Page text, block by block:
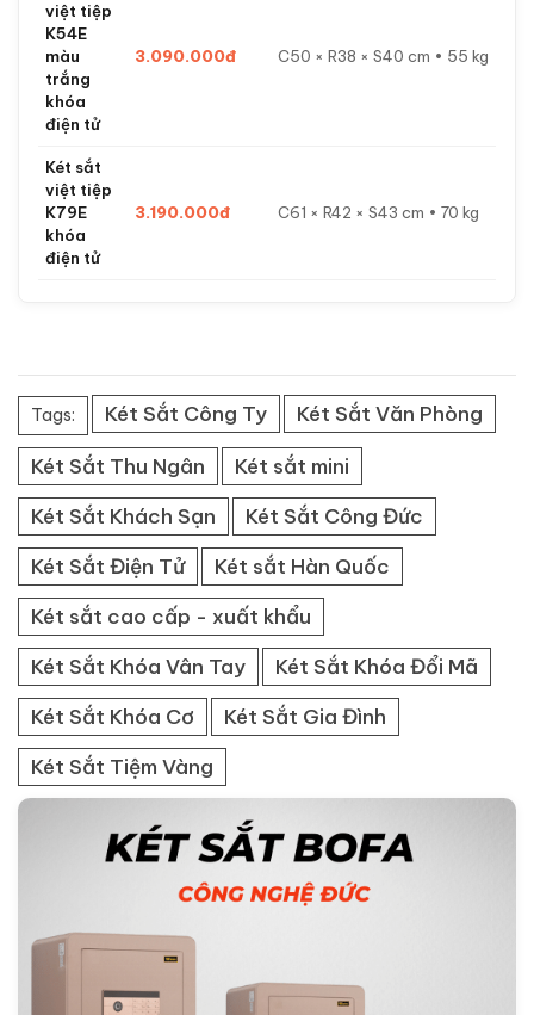
việt tiệp
K54E
màu
trắng
khóa
điện tử
3.090.000đ C50 × R38 × S40 cm • 55 kg
Két sắt
việt tiệp
K79E
khóa
điện tử
3.190.000đ C61 × R42 × S43 cm • 70 kg
Tags: Két Sắt Công Ty
Két Sắt Văn Phòng
Két Sắt Thu Ngân
Két sắt mini
Két Sắt Khách Sạn
Két Sắt Công Đức
Két Sắt Điện Tử
Két sắt Hàn Quốc
Két sắt cao cấp - xuất khẩu
Két Sắt Khóa Vân Tay
Két Sắt Khóa Đổi Mã
Két Sắt Khóa Cơ
Két Sắt Gia Đình
Két Sắt Tiệm Vàng